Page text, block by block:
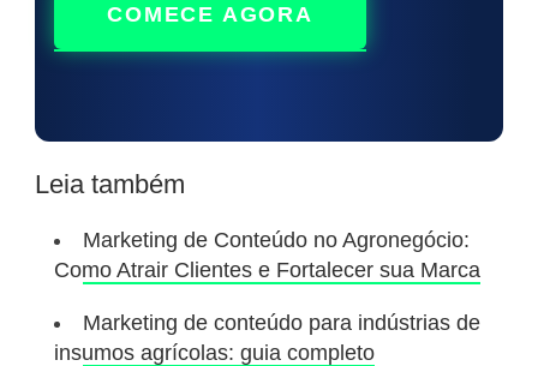
COMECE AGORA
Leia também
Marketing de Conteúdo no Agronegócio:
Como Atrair Clientes e Fortalecer sua Marca
Marketing de conteúdo para indústrias de
insumos agrícolas: guia completo